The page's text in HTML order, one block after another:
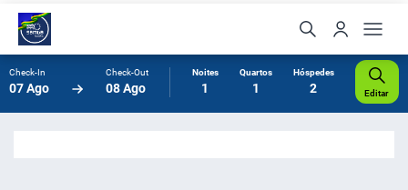
Check-In
07 Ago
Check-Out
08 Ago
Noites
1
Quartos
1
Hóspedes
2 Editar